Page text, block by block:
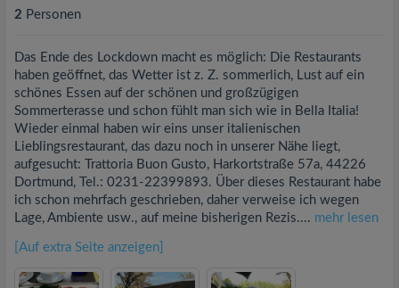
2 Personen
Das Ende des Lockdown macht es möglich: Die Restaurants
haben geöffnet, das Wetter ist z. Z. sommerlich, Lust auf ein
schönes Essen auf der schönen und großzügigen
Sommerterasse und schon fühlt man sich wie in Bella Italia!
Wieder einmal haben wir eins unser italienischen
Lieblingsrestaurant, das dazu noch in unserer Nähe liegt,
aufgesucht: Trattoria Buon Gusto, Harkortstraße 57a, 44226
Dortmund, Tel.: 0231-22399893. Über dieses Restaurant habe
ich schon mehrfach geschrieben, daher verweise ich wegen
Lage, Ambiente usw., auf meine bisherigen Rezis.... mehr lesen
[Auf extra Seite anzeigen]